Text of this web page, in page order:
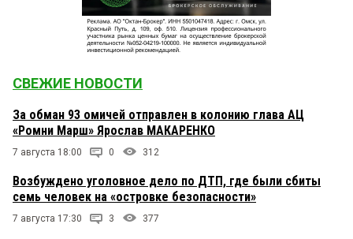
СВЕЖИЕ НОВОСТИ
За обман 93 омичей отправлен в колонию глава АЦ
«Ромни Марш» Ярослав МАКАРЕНКО
7 августа 18:00 0 312
Возбуждено уголовное дело по ДТП, где были сбиты
семь человек на «островке безопасности»
7 августа 17:30 3 377